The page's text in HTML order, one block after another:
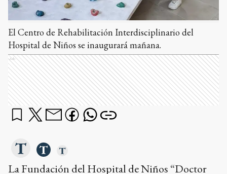
El Centro de Rehabilitación Interdisciplinario del
Hospital de Niños se inaugurará mañana.
Ads
La Fundación del Hospital de Niños “Doctor